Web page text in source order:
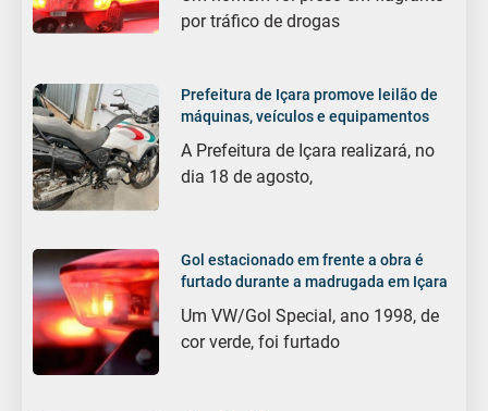
por tráfico de drogas
Prefeitura de Içara promove leilão de
máquinas, veículos e equipamentos
A Prefeitura de Içara realizará, no
dia 18 de agosto,
Gol estacionado em frente a obra é
furtado durante a madrugada em Içara
Um VW/Gol Special, ano 1998, de
cor verde, foi furtado